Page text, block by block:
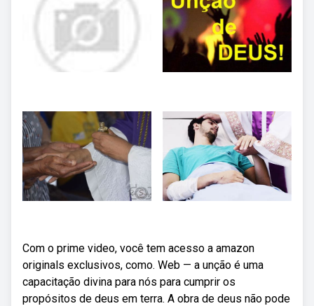
Com o prime video, você tem acesso a amazon
originals exclusivos, como. Web — a unção é uma
capacitação divina para nós para cumprir os
propósitos de deus em terra. A obra de deus não pode